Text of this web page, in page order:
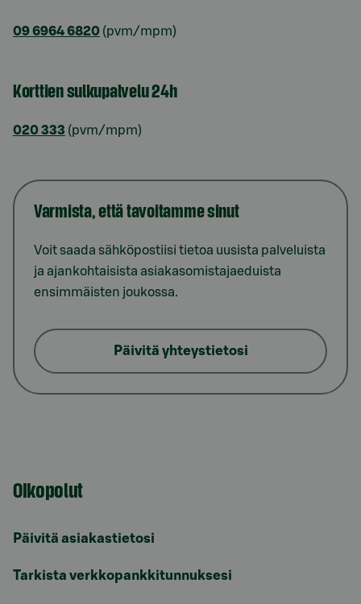
09 6964 6820 (pvm/mpm)
Korttien sulkupalvelu 24h
020 333 (pvm/mpm)
Varmista, että tavoitamme sinut
Voit saada sähköpostiisi tietoa uusista palveluista
ja ajankohtaisista asiakasomistajaeduista
ensimmäisten joukossa.
Päivitä yhteystietosi
Oikopolut
Päivitä asiakastietosi
Tarkista verkkopankkitunnuksesi